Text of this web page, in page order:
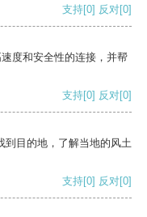
支持[0] 反对[0]
度和安全性的连接，并帮
支持[0] 反对[0]
到目的地，了解当地的风土
支持[0] 反对[0]